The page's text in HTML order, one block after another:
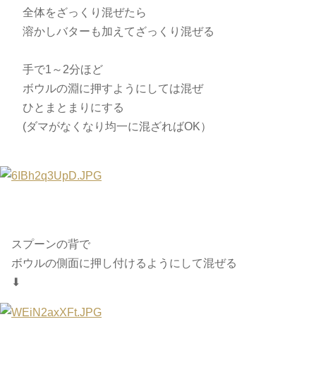
全体をざっくり混ぜたら
溶かしバターも加えてざっくり混ぜる
手で1～2分ほど
ボウルの淵に押すようにしては混ぜ
ひとまとまりにする
(ダマがなくなり均一に混ざればOK）
スプーンの背で
ボウルの側面に押し付けるようにして混ぜる
⬇︎